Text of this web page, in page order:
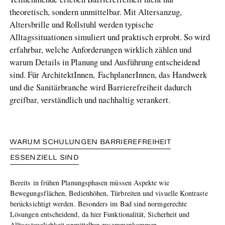
theoretisch, sondern unmittelbar. Mit Altersanzug,
Altersbrille und Rollstuhl werden typische
Alltagssituationen simuliert und praktisch erprobt. So wird
erfahrbar, welche Anforderungen wirklich zählen und
warum Details in Planung und Ausführung entscheidend
sind. Für ArchitektInnen, FachplanerInnen, das Handwerk
und die Sanitärbranche wird Barrierefreiheit dadurch
greifbar, verständlich und nachhaltig verankert.
WARUM SCHULUNGEN BARRIEREFREIHEIT
ESSENZIELL SIND
Bereits in frühen Planungsphasen müssen Aspekte wie
Bewegungsflächen, Bedienhöhen, Türbreiten und visuelle Kontraste
berücksichtigt werden. Besonders im Bad sind normgerechte
Lösungen entscheidend, da hier Funktionalität, Sicherheit und